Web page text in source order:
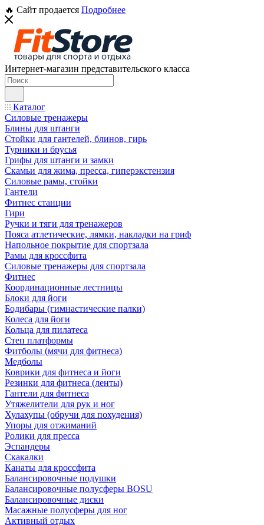
🔥 Сайт продается Подробнее
Интернет-магазин представительского класса
Каталог
Силовые тренажеры
Блины для штанги
Стойки для гантелей, блинов, гирь
Турники и брусья
Грифы для штанги и замки
Скамьи для жима, пресса, гиперэкстензия
Силовые рамы, стойки
Гантели
Фитнес станции
Гири
Ручки и тяги для тренажеров
Пояса атлетические, лямки, накладки на гриф
Напольное покрытие для спортзала
Рамы для кроссфита
Силовые тренажеры для спортзала
Фитнес
Координационные лестницы
Блоки для йоги
Бодибары (гимнастические палки)
Колеса для йоги
Кольца для пилатеса
Степ платформы
Фитболы (мячи для фитнеса)
Медболы
Коврики для фитнеса и йоги
Резинки для фитнеса (ленты)
Гантели для фитнеса
Утяжелители для рук и ног
Хулахупы (обручи для похудения)
Упоры для отжиманий
Ролики для пресса
Эспандеры
Скакалки
Канаты для кроссфита
Балансировочные подушки
Балансировочные полусферы BOSU
Балансировочные диски
Масажные полусферы для ног
Активный отдых